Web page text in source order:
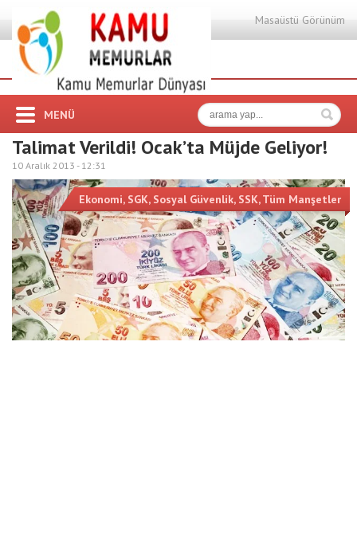
Masaüstü Görünüm
MENÜ
Talimat Verildi! Ocak’ta Müjde Geliyor!
10 Aralık 2013 - 12:31
Ekonomi, SGK, Sosyal Güvenlik, SSK,Tüm Manşetler